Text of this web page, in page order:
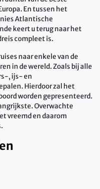
En tussen het
Atlantische
keert u terug naar het
compleet is.
naar enkele van de
in de wereld. Zoals bij alle
, ijs- en
Hierdoor zal het
worden gepresenteerd.
Overwachte
vreemd en daarom